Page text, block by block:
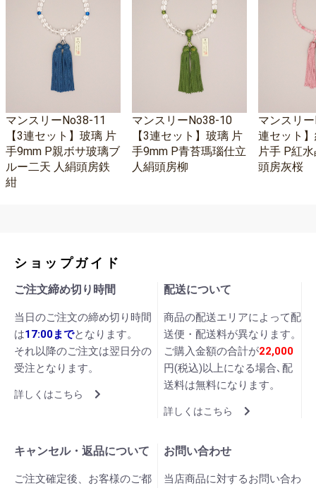
マンスリーNo38-11
【3連セット】玻璃 片
手9mm P親ボサ玻璃ブ
ルー二天 人絹頭房鉄
紺
マンスリーNo38-10
【3連セット】玻璃 片
手9mm P青苔瑪瑙仕立
人絹頭房柳
マンスリ
連セット
片手 P紅
頭房灰桜
ショップガイド
ご注文締め切り時間
当日のご注文の締め切り時間
は17:00までとなります。
それ以降のご注文は翌日分の
受注となります。
詳しくはこちら
配送について
商品の配送エリアによって配
送便・配送料が異なります。
ご購入金額の合計が22,000
円(税込)以上になる場合､配
送料は無料になります。
詳しくはこちら
キャンセル・返品について
ご注文確定後、お客様のご都
お問い合わせ
当店商品に対するお問い合わ